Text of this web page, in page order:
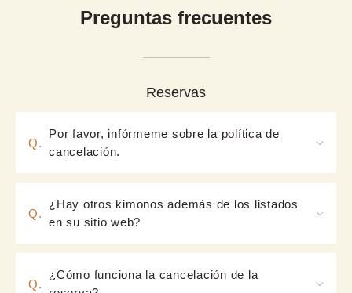
Preguntas frecuentes
Reservas
Q.
Por favor, infórmeme sobre la política de
cancelación.
【Política de cancelación】
Cancelación hasta dos días antes de la [fecha
programada]: Sin cargo por cancelación.
[fecha programada]: 100% del importe del servicio.
Si necesita cancelar, por favor hágalo usted mismo
a través del enlace "Reservation Details" en el
Q.
¿Hay otros kimonos además de los listados
en su sitio web?
A. Sí, lo hay. Por favor, elija el diseño cuando visite
la tienda ese día.
Q.
¿Cómo funciona la cancelación de la